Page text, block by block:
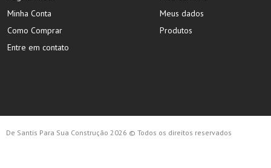
Minha Conta
Como Comprar
Entre em contato
Meus dados
Produtos
De Santis Para Sua Construção 2026 © Todos os direitos reservados